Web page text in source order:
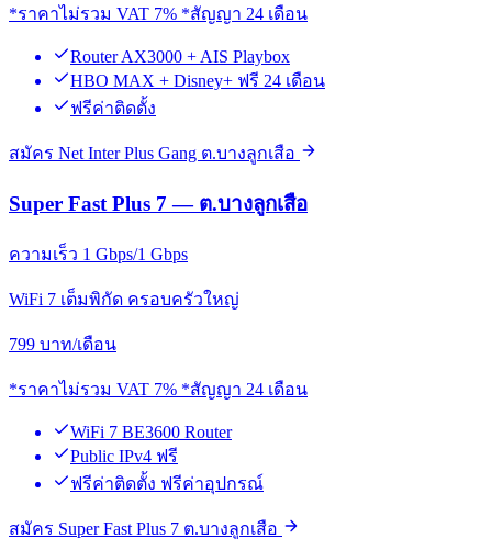
*ราคาไม่รวม VAT 7% *สัญญา 24 เดือน
Router AX3000 + AIS Playbox
HBO MAX + Disney+ ฟรี 24 เดือน
ฟรีค่าติดตั้ง
สมัคร Net Inter Plus Gang ต.บางลูกเสือ
Super Fast Plus 7 — ต.บางลูกเสือ
ความเร็ว 1 Gbps/1 Gbps
WiFi 7 เต็มพิกัด ครอบครัวใหญ่
799 บาท/เดือน
*ราคาไม่รวม VAT 7% *สัญญา 24 เดือน
WiFi 7 BE3600 Router
Public IPv4 ฟรี
ฟรีค่าติดตั้ง ฟรีค่าอุปกรณ์
สมัคร Super Fast Plus 7 ต.บางลูกเสือ